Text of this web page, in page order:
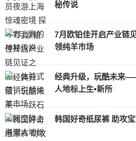
秘传说
7月欧铂佳开启产业链
领纯羊市场
经典升级，玩酷未来
人地标上生•新所
韩国好奇纸尿裤 助攻